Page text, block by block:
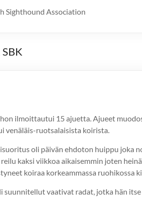
Sighthound Association
ilmoittautui 15 ajuetta. Ajueet
venäläis-ruotsalaisista koirista.
oli päivän ehdoton huippu joka
kaksi viikkoa aikaisemmin joten
koiraa korkeammassa
suunnitellut vaativat radat, jotka hän